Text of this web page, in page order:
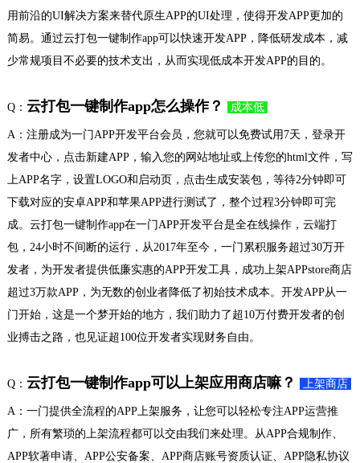
用前沿的UI解决方案来替代原生APP的UI处理，使得开发APP更加的
简易。通过云打包一键制作app可以快速开发APP，降低研发成本，减
少常规项目不必要的技术支出，从而实现低成本开发APP的目的。
Q： 云打包一键制作app怎么操作？ 成本低
A：注册成为一门APP开发平台会员，您就可以免费试用7天，登录开
发者中心，点击新建APP，输入您的网站地址或上传您的html文件，写
上APP名字，设置LOGO和启动页，点击生成安装包，等待2分钟即可
下载对应的安卓APP和苹果APP进行测试了，整个过程3分钟即可完
成。云打包一键制作app在一门APP开发平台是全在线操作，云端打
包，24小时不间断的运行，从2017年至今，一门累积服务超过30万开
发者，为开发者提供低廉实惠的APP开发工具，成功上架APPstore商店
超过3万款APP，为无数的创业者降低了初始技术成本。开发APP从一
门开始，这是一个梦开始的地方，我们助力了超10万付费开发者的创
业搏击之路，也见证超100位开发者实现财务自由。
Q： 云打包一键制作app可以上架应用商店嘛？ 上架商店
A：一门提供全流程的APP上架服务，让您可以轻松专注APP运营推
广，所有繁琐的上架流程都可以交由我们来处理。从APP合规制作、
APP软著申请、APP公安备案、APP商店账号资质认证、APP隐私协议